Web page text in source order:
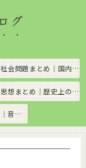
グ
政治・社会問題まとめ｜国内政治・国際情勢をわかりやすく解説
歴史・思想まとめ｜歴史上の出来事や思想・哲学をわかりやすく解説
教養・雑学 記事まとめ｜音楽、科学、社会の豆知識をわかりやすく解説